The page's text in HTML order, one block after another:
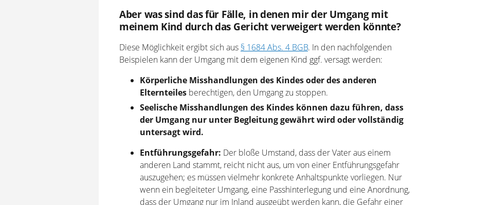
Aber was sind das für Fälle, in denen mir der Umgang mit
meinem Kind durch das Gericht verweigert werden könnte?
Diese Möglichkeit ergibt sich aus § 1684 Abs. 4 BGB. In den nachfolgenden
Beispielen kann der Umgang mit dem eigenen Kind ggf. versagt werden:
Körperliche Misshandlungen des Kindesoder des anderen
Elternteiles berechtigen, den Umgang zu stoppen.
Seelische Misshandlungen des Kindes können dazu führen, dass
der Umgang nur unter Begleitung gewährt wird oder vollständig
untersagt wird.
Entführungsgefahr: Der bloße Umstand, dass der Vater aus einem
anderen Land stammt, reicht nicht aus, um von einer Entführungsgefahr
auszugehen; es müssen vielmehr konkrete Anhaltspunkte vorliegen. Nur
wenn ein begleiteter Umgang, eine Passhinterlegung und eine Anordnung,
dass der Umgang nur im Inland ausgeübt werden kann, die Gefahr einer